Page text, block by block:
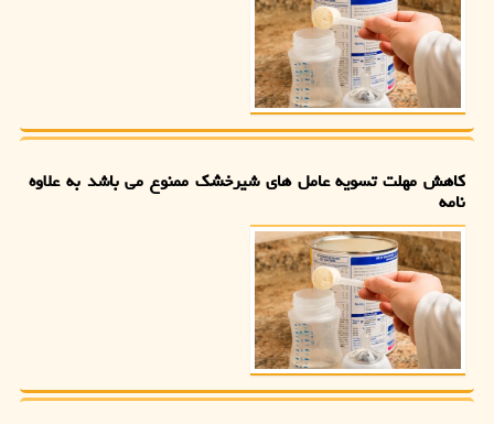
کاهش مهلت تسویه عامل های شیرخشک ممنوع می باشد به علاوه
نامه